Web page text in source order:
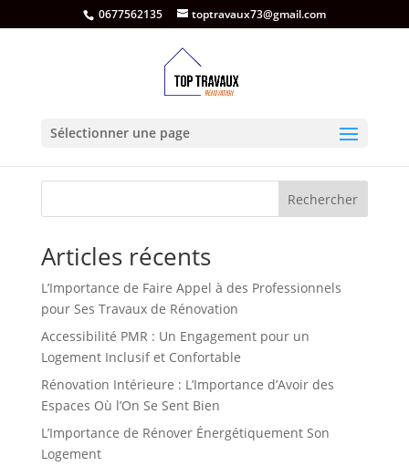
0677562135 toptravaux73@gmail.com
Sélectionner une page
Avis google
Rechercher
Articles récents
L’Importance de Faire Appel à des Professionnels
pour Ses Travaux de Rénovation
Accessibilité PMR : Un Engagement pour un
Logement Inclusif et Confortable
Rénovation Intérieure : L’Importance d’Avoir des
Espaces Où l’On Se Sent Bien
L’Importance de Rénover Énergétiquement Son
Logement